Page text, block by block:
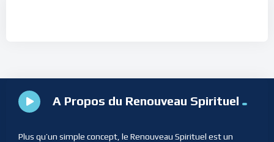
A Propos du Renouveau Spirituel
Plus qu’un simple concept, le Renouveau Spirituel est un